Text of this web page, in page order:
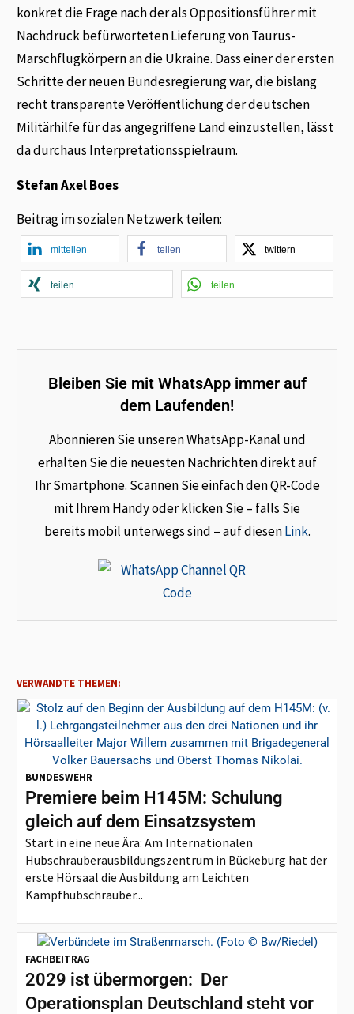
konkret die Frage nach der als Oppositionsführer mit
Nachdruck befürworteten Lieferung von Taurus-
Marschflugkörpern an die Ukraine. Dass einer der ersten
Schritte der neuen Bundesregierung war, die bislang
recht transparente Veröffentlichung der deutschen
Militärhilfe für das angegriffene Land einzustellen, lässt
da durchaus Interpretationsspielraum.
Stefan Axel Boes
Beitrag im sozialen Netzwerk teilen:
mitteilen teilen twittern
teilen teilen
Bleiben Sie mit WhatsApp immer auf
dem Laufenden!
Abonnieren Sie unseren WhatsApp-Kanal und
erhalten Sie die neuesten Nachrichten direkt auf
Ihr Smartphone. Scannen Sie einfach den QR-Code
mit Ihrem Handy oder klicken Sie – falls Sie
bereits mobil unterwegs sind – auf diesenLink.
VERWANDTE THEMEN:
BUNDESWEHR
Premiere beim H145M: Schulung
gleich auf dem Einsatzsystem
Start in eine neue Ära: Am Internationalen
Hubschrauberausbildungszentrum in Bückeburg hat der
erste Hörsaal die Ausbildung am Leichten
Kampfhubschrauber...
FACHBEITRAG
2029 ist übermorgen: Der
Operationsplan Deutschland steht vor